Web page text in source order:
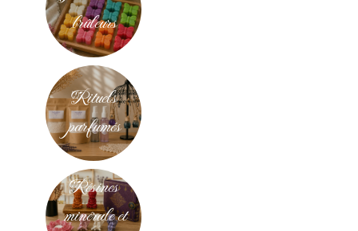
brûleurs
Rituels
parfumés
Résines
minérale et